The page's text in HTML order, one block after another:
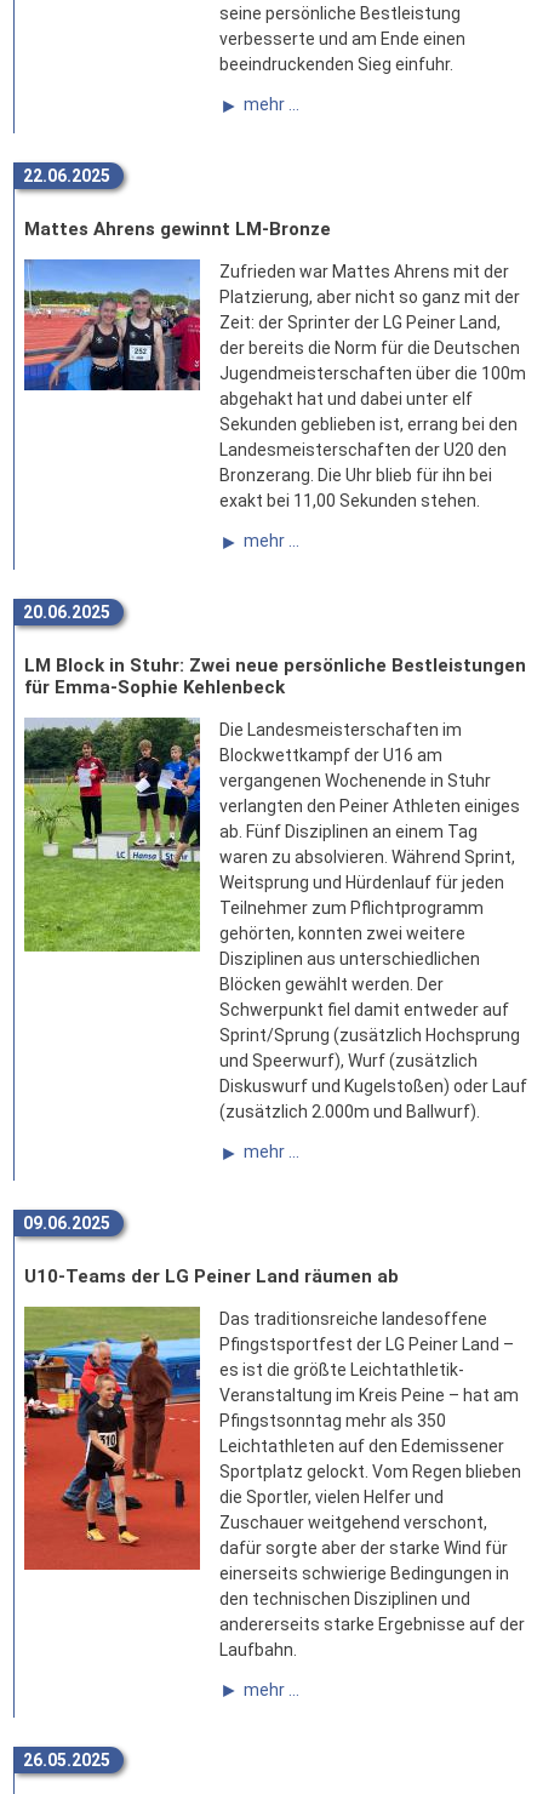
seine persönliche Bestleistung
verbesserte und am Ende einen
beeindruckenden Sieg einfuhr.
mehr ...
22.06.2025
Mattes Ahrens gewinnt LM-Bronze
Zufrieden war Mattes Ahrens mit der
Platzierung, aber nicht so ganz mit der
Zeit: der Sprinter der LG Peiner Land,
der bereits die Norm für die Deutschen
Jugendmeisterschaften über die 100m
abgehakt hat und dabei unter elf
Sekunden geblieben ist, errang bei den
Landesmeisterschaften der U20 den
Bronzerang. Die Uhr blieb für ihn bei
exakt bei 11,00 Sekunden stehen.
mehr ...
20.06.2025
LM Block in Stuhr: Zwei neue persönliche Bestleistungen
für Emma-Sophie Kehlenbeck
Die Landesmeisterschaften im
Blockwettkampf der U16 am
vergangenen Wochenende in Stuhr
verlangten den Peiner Athleten einiges
ab. Fünf Disziplinen an einem Tag
waren zu absolvieren. Während Sprint,
Weitsprung und Hürdenlauf für jeden
Teilnehmer zum Pflichtprogramm
gehörten, konnten zwei weitere
Disziplinen aus unterschiedlichen
Blöcken gewählt werden. Der
Schwerpunkt fiel damit entweder auf
Sprint/Sprung (zusätzlich Hochsprung
und Speerwurf), Wurf (zusätzlich
Diskuswurf und Kugelstoßen) oder Lauf
(zusätzlich 2.000m und Ballwurf).
mehr ...
09.06.2025
U10-Teams der LG Peiner Land räumen ab
Das traditionsreiche landesoffene
Pfingstsportfest der LG Peiner Land –
es ist die größte Leichtathletik-
Veranstaltung im Kreis Peine – hat am
Pfingstsonntag mehr als 350
Leichtathleten auf den Edemissener
Sportplatz gelockt. Vom Regen blieben
die Sportler, vielen Helfer und
Zuschauer weitgehend verschont,
dafür sorgte aber der starke Wind für
einerseits schwierige Bedingungen in
den technischen Disziplinen und
andererseits starke Ergebnisse auf der
Laufbahn.
mehr ...
26.05.2025